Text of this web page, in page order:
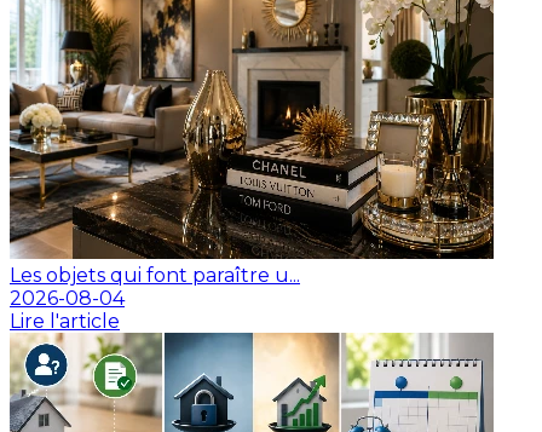
Les objets qui font paraître u...
2026-08-04
Lire l'article